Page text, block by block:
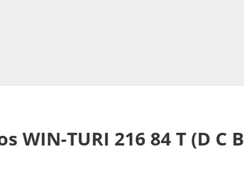
WIN-TURI 216 84 T (D C B